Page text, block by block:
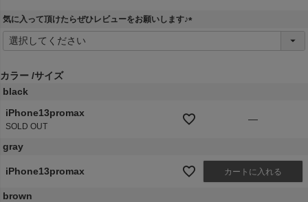
気に入って頂けたらぜひレビューをお願いします♪
(
カラー サイズ
black
iPhone13promax
SOLD OUT
—
gray
iPhone13promax カートに入れる
brown